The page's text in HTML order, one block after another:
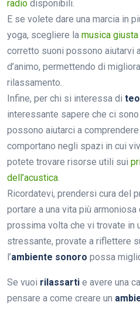
radio disponibili.
E se volete dare una marcia in
yoga, scegliere la musica giusta
corretto suoni possono aiutarvi
d’animo, permettendo di
rilassamento.
Infine, per chi si interessa di
interessante sapere che ci
possono aiutarci a
comportano negli spazi in cui
potete trovare risorse utili sui
dell’acustica.
Ricordatevi, prendersi cura del
portare a una vita più
prossima volta che vi trovate in
stressante, provate a riflettere
l’ambiente sonoro possa
Se vuoi rilassarti e avere una
pensare a come creare un